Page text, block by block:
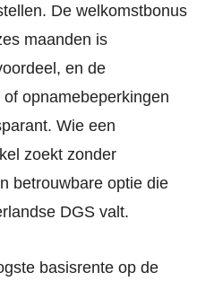
De welkomstbonus
maanden is
en de
opnamebeperkingen
Wie een
zoekt zonder
betrouwbare optie die
DGS valt.
basisrente op de